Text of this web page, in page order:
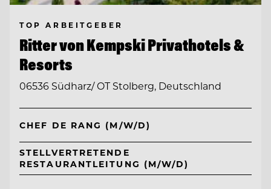
TOP ARBEITGEBER
Ritter von Kempski Privathotels &
Resorts
06536 Südharz/ OT Stolberg, Deutschland
CHEF DE RANG (M/W/D)
STELLVERTRETENDE
RESTAURANTLEITUNG (M/W/D)